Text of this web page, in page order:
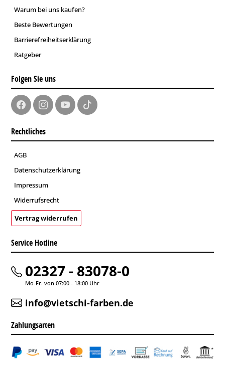
Warum bei uns kaufen?
Beste Bewertungen
Barrierefreiheitserklärung
Ratgeber
Folgen Sie uns
Rechtliches
AGB
Datenschutzerklärung
Impressum
Widerrufsrecht
Vertrag widerrufen
Service Hotline
02327 - 83078-0
Mo-Fr. von 07:00 - 18:00 Uhr
info@vietschi-farben.de
Zahlungsarten